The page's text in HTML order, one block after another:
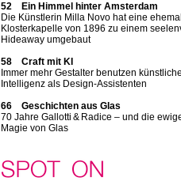
52 Ein Himmel hinter Amsterdam
Die Künstlerin Milla Novo hat eine
Klosterkapelle von 1896 zu einem
Hideaway umgebaut
58 Craft mit KI
Immer mehr Gestalter benutzen
Intelligenz als Design-Assistenten
66 Geschichten aus Glas
70 Jahre Gallotti & Radice – und die
Magie von Glas